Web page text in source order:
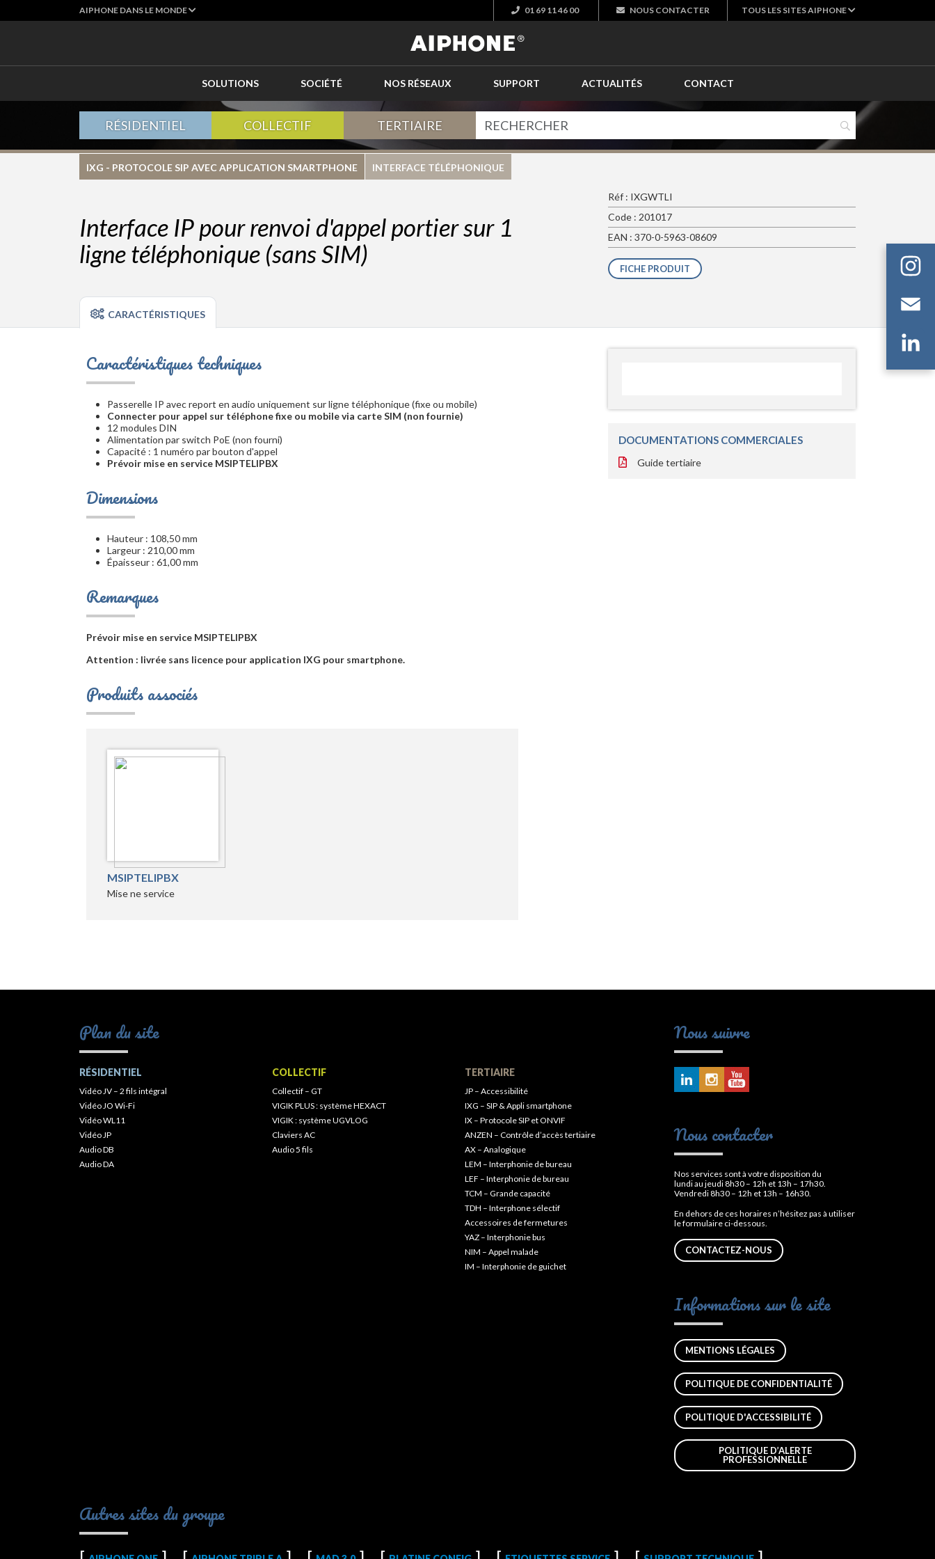
AIPHONE DANS LE MONDE 01 69 11 46 00 NOUS CONTACTER TOUS LES SITES AIPHONE
SOLUTIONS SOCIÉTÉ NOS RÉSEAUX SUPPORT ACTUALITÉS CONTACT
RÉSIDENTIEL COLLECTIF TERTIAIRE
IXG - PROTOCOLE SIP AVEC APPLICATION SMARTPHONE INTERFACE TÉLÉPHONIQUE
Interface IP pour renvoi d'appel portier sur 1
ligne téléphonique (sans SIM)
Réf : IXGWTLI
Code : 201017
EAN : 370-0-5963-08609
FICHE PRODUIT
CARACTÉRISTIQUES
Caractéristiques techniques
Passerelle IP avec report en audio uniquement sur ligne téléphonique (fixe ou mobile)
Connecter pour appel sur téléphone fixe ou mobile via carte SIM (non fournie)
12 modules DIN
Alimentation par switch PoE (non fourni)
Capacité : 1 numéro par bouton d'appel
Prévoir mise en service MSIPTELIPBX
Dimensions
Hauteur : 108,50 mm
Largeur : 210,00 mm
Épaisseur : 61,00 mm
Remarques
Prévoir mise en service MSIPTELIPBX
Attention : livrée sans licence pour application IXG pour smartphone.
Produits associés
MSIPTELIPBX
Mise ne service
DOCUMENTATIONS COMMERCIALES
Guide tertiaire
Plan du site
RÉSIDENTIEL
Vidéo JV – 2 fils intégral
Vidéo JO Wi-Fi
Vidéo WL11
Vidéo JP
Audio DB
Audio DA
COLLECTIF
Collectif – GT
VIGIK PLUS : système HEXACT
VIGIK : système UGVLOG
Claviers AC
Audio 5 fils
TERTIAIRE
JP – Accessibilité
IXG – SIP & Appli smartphone
IX – Protocole SIP et ONVIF
ANZEN – Contrôle d’accès tertiaire
AX – Analogique
LEM – Interphonie de bureau
LEF – Interphonie de bureau
TCM – Grande capacité
TDH – Interphone sélectif
Accessoires de fermetures
YAZ – Interphonie bus
NIM – Appel malade
IM – Interphonie de guichet
Nous suivre
Nous contacter
Nos services sont à votre disposition du
lundi au jeudi 8h30 – 12h et 13h – 17h30.
Vendredi 8h30 – 12h et 13h – 16h30.
En dehors de ces horaires n’hésitez pas à utiliser
le formulaire ci-dessous.
CONTACTEZ-NOUS
Informations sur le site
MENTIONS LÉGALES
POLITIQUE DE CONFIDENTIALITÉ
POLITIQUE D'ACCESSIBILITÉ
POLITIQUE D’ALERTE
PROFESSIONNELLE
Autres sites du groupe